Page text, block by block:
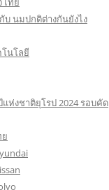
นมปกติต่างกันยังไง
โนโลยี
ห่งชาติยุโรป 2024 รอบคัด